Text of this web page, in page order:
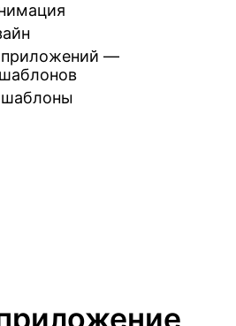
приложений —
шаблоны